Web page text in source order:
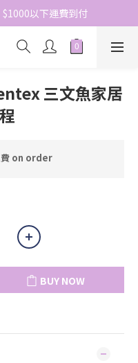
於結帳時自動扣減
以下運費到付
於結帳時自動扣減
三文魚家居
費 on order
BUY NOW